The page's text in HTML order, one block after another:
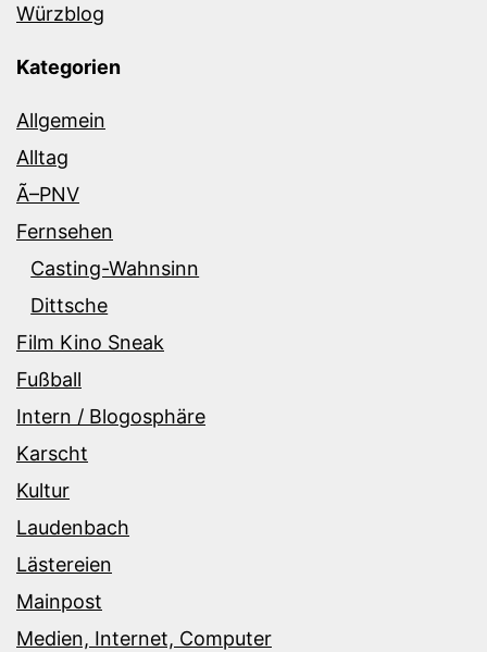
Würzblog
Kategorien
Allgemein
Alltag
Ã–PNV
Fernsehen
Casting-Wahnsinn
Dittsche
Film Kino Sneak
Fußball
Intern / Blogosphäre
Karscht
Kultur
Laudenbach
Lästereien
Mainpost
Medien, Internet, Computer